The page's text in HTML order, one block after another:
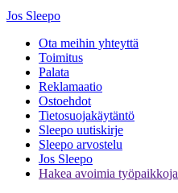
Jos Sleepo
Ota meihin yhteyttä
Toimitus
Palata
Reklamaatio
Ostoehdot
Tietosuojakäytäntö
Sleepo uutiskirje
Sleepo arvostelu
Jos Sleepo
Hakea avoimia työpaikkoja